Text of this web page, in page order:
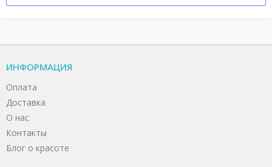
ИНФОРМАЦИЯ
Оплата
Доставка
О нас
Контакты
Блог о красоте